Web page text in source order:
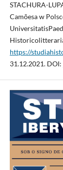
STACHURA-
Camõesa w
https://
31.12.2021. DOI: